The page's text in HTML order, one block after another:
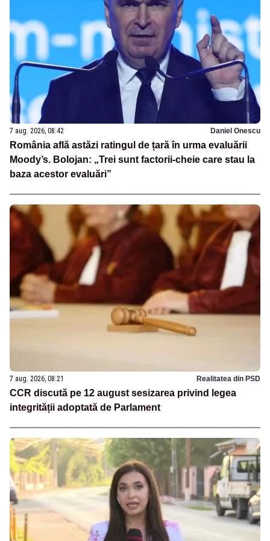
7 aug. 2026, 08:42 Daniel Onescu
România află astăzi ratingul de țară în urma evaluării
Moody’s. Bolojan: „Trei sunt factorii-cheie care stau la
baza acestor evaluări”
7 aug. 2026, 08:21 Realitatea din PSD
CCR discută pe 12 august sesizarea privind legea
integrității adoptată de Parlament